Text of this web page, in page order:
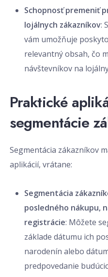
Schopnosť premeniť
lojálnych zákazníkov:
vám umožňuje
relevantný obsah, čo
návštevníkov na
Praktické
segmentácie
Segmentácia zákazníkov
aplikácií, vrátane:
Segmentácia
posledného nákupu,
registrácie: Môžete
základe dátumu ich
narodenín alebo
predpovedanie